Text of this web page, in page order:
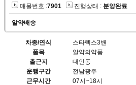
매물번호 :7901 진행상태 : 분양완료
알약배송
차종/연식
스타렉스3밴
품목
알약의약품
출근지
대인동
운행구간
전남광주
근무시간
07시~18시